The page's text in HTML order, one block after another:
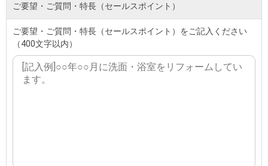
ご要望・ご質問・特長（セールスポイント）
ご要望・ご質問・特長（セールスポイント）をご記入ください
（400文字以内）